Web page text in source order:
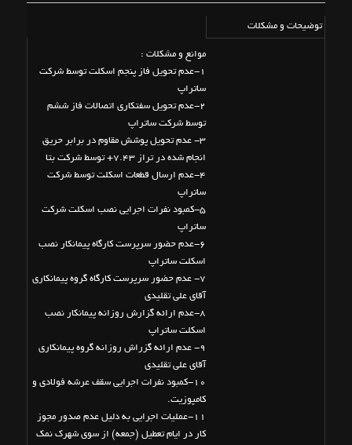
توضیحات و مشکلات
موانع و مشکلات :
1-عدم تحویل فاز پنجم اسکلت توسط شرکت
ساتراپ
2-عدم تحویل سفتکاری اتصالات فاز ششم
توسط شرکت ساتراپ
3- عدم تحویل پوشش مقاوم در برابر حریق
انجام شده در تراز 7.43+ توسط شرکت بتا
4-عدم ارسال قطعات اسکلت توسط شرکت
ساتراپ
5-کمبود نفرات اجرایی نصب اسکلت شرکت
ساتراپ
6-عدم حضور سرپرست کارگاه پیمانکار نصب
اسکلت ساتراپ
7- عدم حضور سرپرست کارگاه گروه پیمانکاری
آقای علی تقلیدی
8-عدم ارائه گزارش روزانه پیمانکار نصب
اسکلت ساتراپ
9- عدم ارائه گزراش روزانه گروه پیمانکاری
آقای علی تقلیدی
10-کمبود نفرات اجرایی سقف عرشه فولادی و
کامپوزیت.
11-عملیات اجرایی به دلیل عدم صدور مجوز
کار در ایام تعطیل (جمعه) از سوی شهرک نمک